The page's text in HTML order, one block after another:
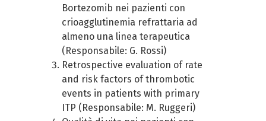
Bortezomib nei pazienti con
crioagglutinemia refrattaria ad
almeno una linea terapeutica
(Responsabile: G. Rossi)
Retrospective evaluation of rate
and risk factors of thrombotic
events in patients with primary
ITP (Responsabile: M. Ruggeri)